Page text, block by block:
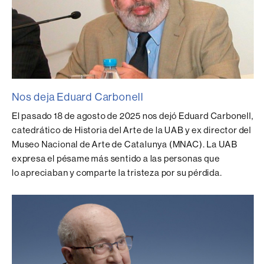
Nos deja Eduard Carbonell
El pasado 18 de agosto de 2025 nos dejó Eduard Carbonell,
catedrático de Historia del Arte de la UAB y ex director del
Museo Nacional de Arte de Catalunya (MNAC). La UAB
expresa el pésame más sentido a las personas que
lo apreciaban y comparte la tristeza por su pérdida.